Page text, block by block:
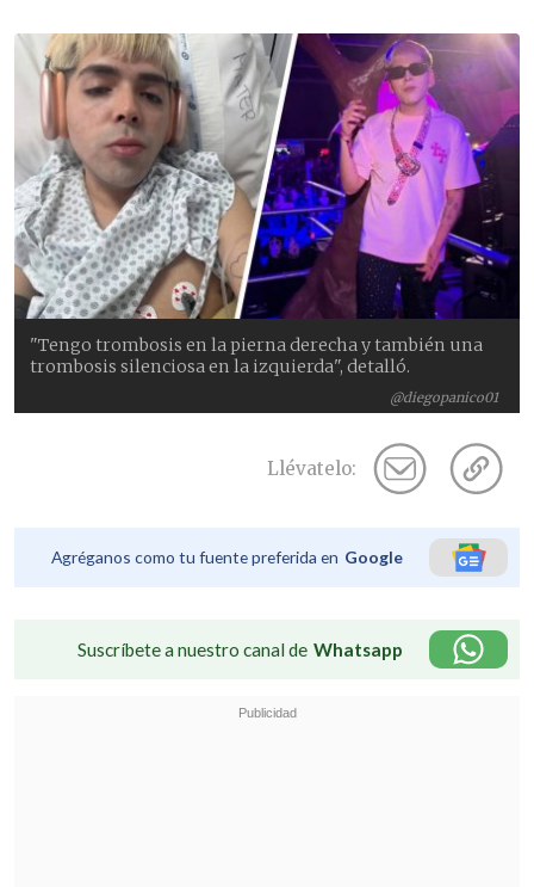
@diegopanico01
"Tengo trombosis en la pierna derecha y también una
trombosis silenciosa en la izquierda", detalló.
Llévatelo:
Agréganos como tu fuente preferida en Google
Suscríbete a nuestro canal de Whatsapp